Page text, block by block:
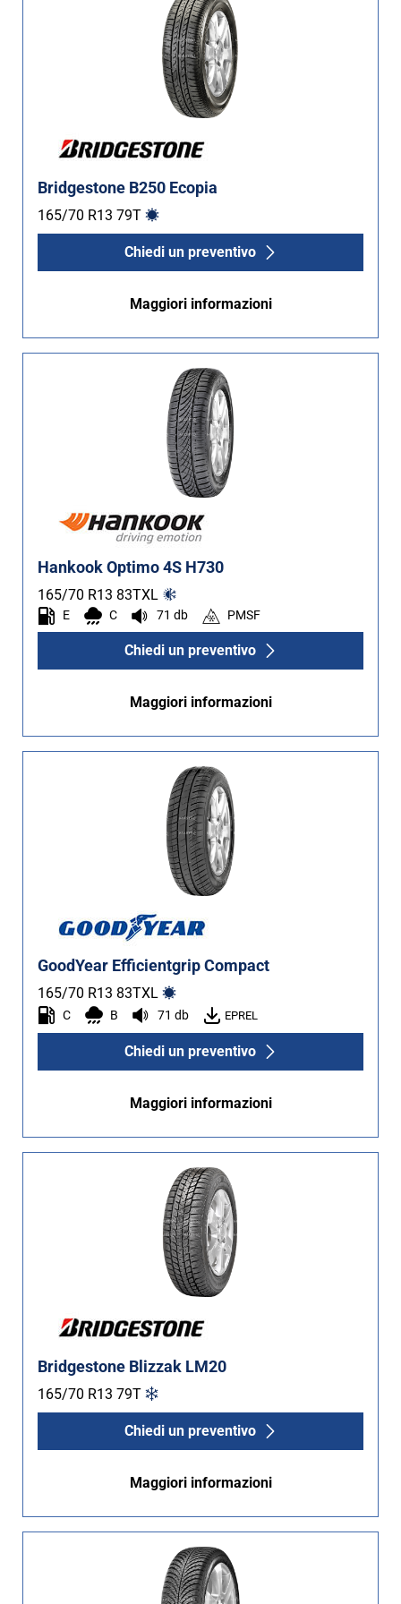
Bridgestone B250 Ecopia
165/70 R13 79T
Chiedi un preventivo
Maggiori informazioni
Hankook Optimo 4S H730
165/70 R13 83TXL
E C 71 db PMSF
Chiedi un preventivo
Maggiori informazioni
GoodYear Efficientgrip Compact
165/70 R13 83TXL
C B 71 db EPREL
Chiedi un preventivo
Maggiori informazioni
Bridgestone Blizzak LM20
165/70 R13 79T
Chiedi un preventivo
Maggiori informazioni